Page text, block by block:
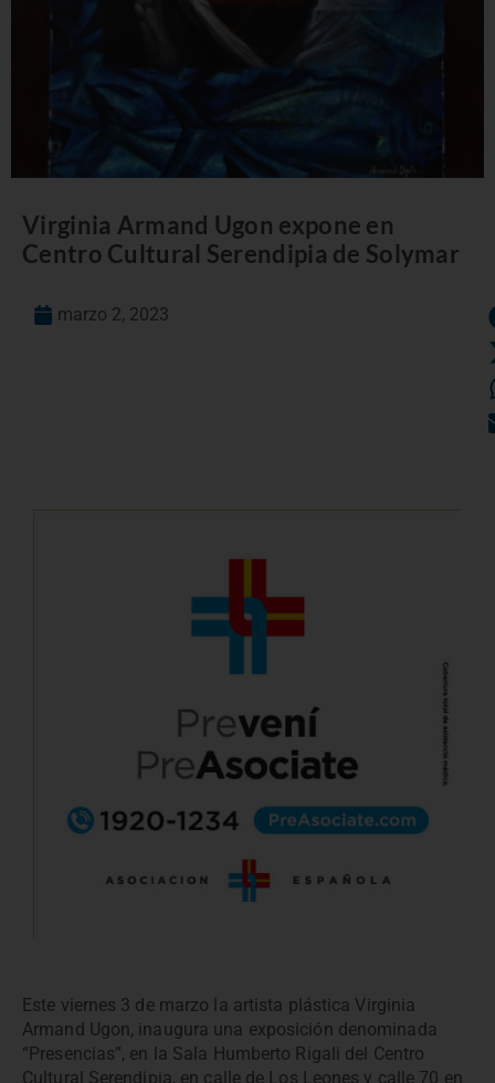
Virginia Armand Ugon expone en
Centro Cultural Serendipia de Solymar
marzo 2, 2023
Este viernes 3 de marzo la artista plástica Virginia
Armand Ugon, inaugura una exposición denominada
“Presencias”, en la Sala Humberto Rigali del Centro
Cultural Serendipia, en calle de Los Leones y calle 70 en